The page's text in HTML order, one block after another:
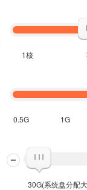
1核
0.5G 1G
30G(系统盘分配